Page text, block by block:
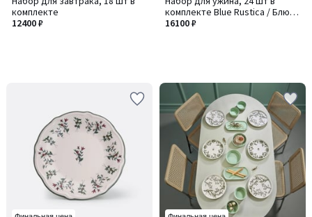
комплекте
12400 ₽
комплекте Blue Rustica / Блю
Рустика
16100 ₽